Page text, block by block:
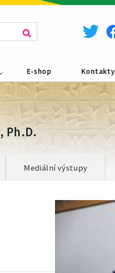
E-shop Kontakty
Ph.D.
Mediální výstupy